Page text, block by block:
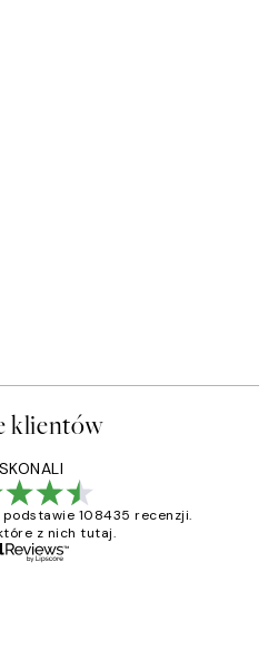
klientów
podstawie 108435 recenzji.
z nich tutaj.